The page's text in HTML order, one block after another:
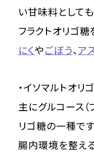
い甘味料として
フラクトオリゴ糖
にくやごぼう、ア
・イソマルトオリ
主にグルコース
リゴ糖の一種です
腸内環境を整え